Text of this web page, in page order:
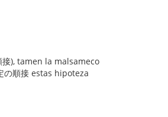
), tamen la malsameco
の順接 estas hipoteza